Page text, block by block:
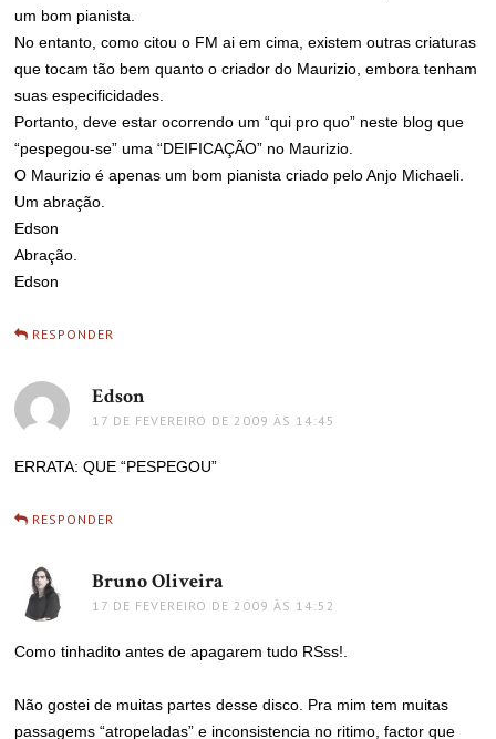
um bom pianista.
No entanto, como citou o FM ai em cima, existem outras criaturas
que tocam tão bem quanto o criador do Maurizio, embora tenham
suas especificidades.
Portanto, deve estar ocorrendo um “qui pro quo” neste blog que
“pespegou-se” uma “DEIFICAÇÃO” no Maurizio.
O Maurizio é apenas um bom pianista criado pelo Anjo Michaeli.
Um abração.
Edson
Abração.
Edson
RESPONDER
Edson
17 DE FEVEREIRO DE 2009 ÀS 14:45
ERRATA: QUE “PESPEGOU”
RESPONDER
Bruno Oliveira
17 DE FEVEREIRO DE 2009 ÀS 14:52
Como tinhadito antes de apagarem tudo RSss!.
Não gostei de muitas partes desse disco. Pra mim tem muitas
passagems “atropeladas” e inconsistencia no ritimo, factor que